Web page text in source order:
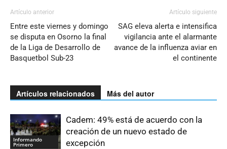
Artículo anterior
Entre este viernes y domingo
se disputa en Osorno la final
de la Liga de Desarrollo de
Basquetbol Sub-23
Artículo siguiente
SAG eleva alerta e intensifica
vigilancia ante el alarmante
avance de la influenza aviar en
el continente
Artículos relacionados Más del autor
Informando
Primero
Cadem: 49% está de acuerdo con la
creación de un nuevo estado de
excepción